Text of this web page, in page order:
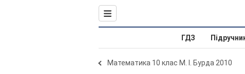
ГДЗ
Математика 10 клас М. І. Бурда 2010